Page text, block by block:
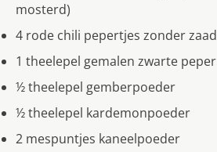
mosterd)
4 rode chili pepertjes zonder zaad
1 theelepel gemalen zwarte peper
½ theelepel gemberpoeder
½ theelepel kardemonpoeder
2 mespuntjes kaneelpoeder